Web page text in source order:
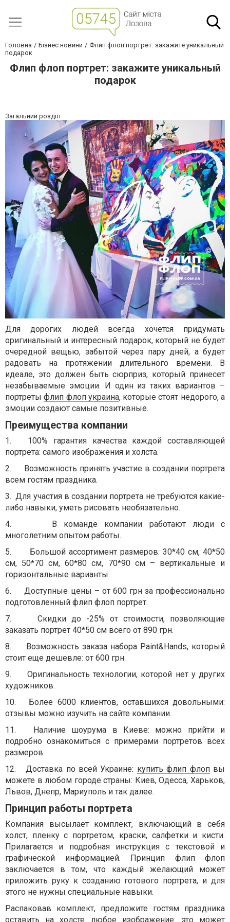
Головна Бізнес новини
Флип флоп портрет: закажите уникальный
подарок
Флип флоп портрет: закажите уникальный
подарок
Загальний розділ
Для дорогих людей всегда хочется придумать
оригинальный и интересный подарок, который не будет
очередной вещью, забытой через пару дней, а будет
радовать на протяжении длительного времени. В
идеале, это должен быть сюрприз, который принесет
незабываемые эмоции. И один из таких вариантов –
портретыфлип флоп украина, которые стоят недорого, а
эмоции создают самые позитивные.
Преимущества компании
1. 100% гарантия качества каждой составляющей
портрета: самого изображения и холста.
2. Возможность принять участие в создании портрета
всем гостям праздника.
3. Для участия в создании портрета не требуются какие-
либо навыки, уметь рисовать необязательно.
4. В команде компании работают люди с
многолетним опытом работы.
5. Большой ассортимент размеров: 30*40 см, 40*50
см, 50*70 см, 60*80 см, 70*90 см – вертикальные и
горизонтальные варианты.
6. Доступные цены – от 600 грн за профессионально
подготовленный флип флоп портрет.
7. Скидки до -25% от стоимости, позволяющие
заказать портрет 40*50 см всего от 890 грн.
8. Возможность заказа набора Paint&Hands, который
стоит еще дешевле: от 600 грн.
9. Оригинальность технологии, которой нет у других
художников.
10. Более 6000 клиентов, оставшихся довольными:
отзывы можно изучить на сайте компании.
11. Наличие шоурума в Киеве: можно прийти и
подробно ознакомиться с примерами портретов всех
размеров.
12. Доставка по всей Украине: купить флип флопвы
можете в любом городе страны: Киев, Одесса, Харьков,
Львов, Днепр, Мариуполь и так далее.
Принцип работы портрета
Компания высылает комплект, включающий в себя
холст, пленку с портретом, краски, салфетки и кисти.
Прилагается и подробная инструкция с текстовой и
графической информацией. Принцип флип флоп
заключается в том, что каждый желающий может
приложить руку к созданию готового портрета, и для
этого не нужны специальные навыки.
Распаковав комплект, предложите гостям праздника
оставить на холсте любое изображение: это может